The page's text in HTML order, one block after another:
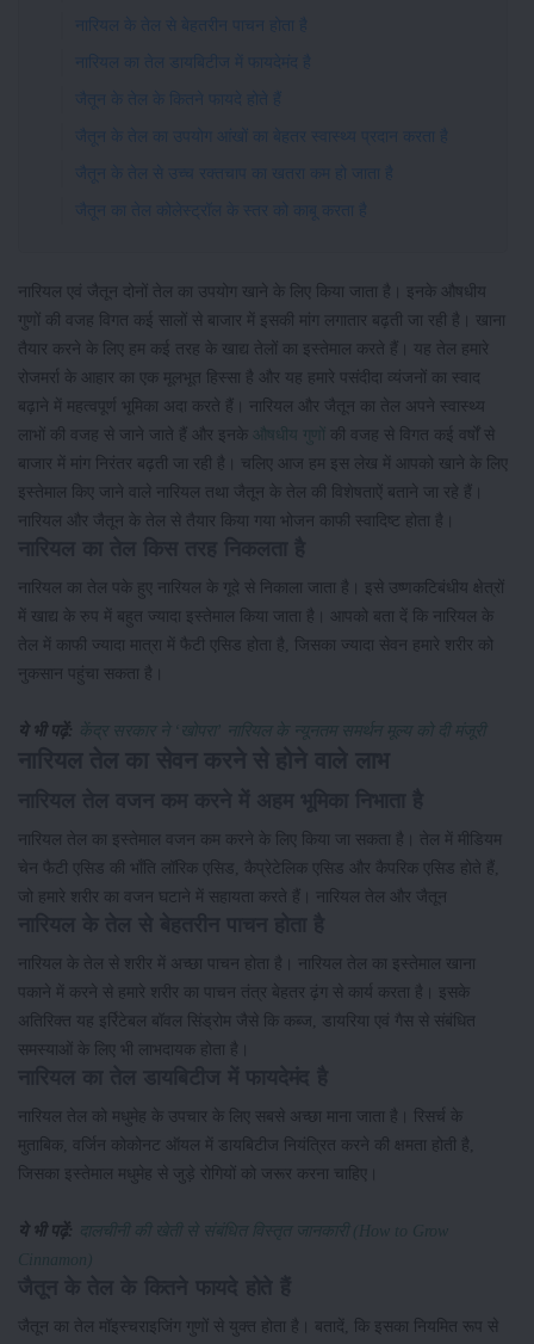
नारियल के तेल से बेहतरीन पाचन होता है
नारियल का तेल डायबिटीज में फायदेमंद है
जैतून के तेल के कितने फायदे होते हैं
जैतून के तेल का उपयोग आंखों का बेहतर स्वास्थ्य प्रदान करता है
जैतून के तेल से उच्च रक्तचाप का खतरा कम हो जाता है
जैतून का तेल कोलेस्ट्रॉल के स्तर को काबू करता है
नारियल एवं जैतून दोनों तेल का उपयोग खाने के लिए किया जाता है। इनके औषधीय
गुणों की वजह विगत कई सालों से बाजार में इसकी मांग लगातार बढ़ती जा रही है। खाना
तैयार करने के लिए हम कई तरह के खाद्य तेलों का इस्तेमाल करते हैं। यह तेल हमारे
रोजमर्रा के आहार का एक मूलभूत हिस्सा है और यह हमारे पसंदीदा व्यंजनों का स्वाद
बढ़ाने में महत्वपूर्ण भूमिका अदा करते हैं। नारियल और जैतून का तेल अपने स्वास्थ्य
लाभों की वजह से जाने जाते हैं और इनके
औषधीय गुणों
की वजह से विगत कई वर्षों से
बाजार में मांग निरंतर बढ़ती जा रही है। चलिए आज हम इस लेख में आपको खाने के लिए
इस्तेमाल किए जाने वाले नारियल तथा जैतून के तेल की विशेषताऐं बताने जा रहे हैं।
नारियल और जैतून के तेल से तैयार किया गया भोजन काफी स्वादिष्ट होता है।
नारियल का तेल पके हुए नारियल के गूदे से निकाला जाता है। इसे उष्णकटिबंधीय क्षेत्रों
में खाद्य के रुप में बहुत ज्यादा इस्तेमाल किया जाता है। आपको बता दें कि नारियल के
तेल में काफी ज्यादा मात्रा में फैटी एसिड होता है, जिसका ज्यादा सेवन हमारे शरीर को
नुकसान पहुंचा सकता है।
ये भी पढ़ें: केंद्र सरकार ने ‘खोपरा’ नारियल के न्यूनतम समर्थन मूल्य को दी मंजूरी
नारियल तेल का इस्तेमाल वजन कम करने के लिए किया जा सकता है। तेल में मीडियम
चेन फैटी एसिड की भाँति लॉरिक एसिड, कैप्रेटेलिक एसिड और कैपरिक एसिड होते हैं,
जो हमारे शरीर का वजन घटाने में सहायता करते हैं। नारियल तेल और जैतून
नारियल के तेल से शरीर में अच्छा पाचन होता है। नारियल तेल का इस्तेमाल खाना
पकाने में करने से हमारे शरीर का पाचन तंत्र बेहतर ढ़ंग से कार्य करता है। इसके
अतिरिक्त यह इर्रिटेबल बॉवल सिंड्रोम जैसे कि कब्ज, डायरिया एवं गैस से संबंधित
समस्याओं के लिए भी लाभदायक होता है।
नारियल तेल को मधुमेह के उपचार के लिए सबसे अच्छा माना जाता है। रिसर्च के
मुताबिक, वर्जिन कोकोनट ऑयल में डायबिटीज नियंत्रित करने की क्षमता होती है,
जिसका इस्तेमाल मधुमेह से जुड़े रोगियों को जरूर करना चाहिए।
ये भी पढ़ें:
दालचीनी की खेती से संबंधित विस्तृत जानकारी (How to Grow
Cinnamon)
जैतून का तेल मॉइस्चराइजिंग गुणों से युक्त होता है। बतादें, कि इसका नियमित रूप से